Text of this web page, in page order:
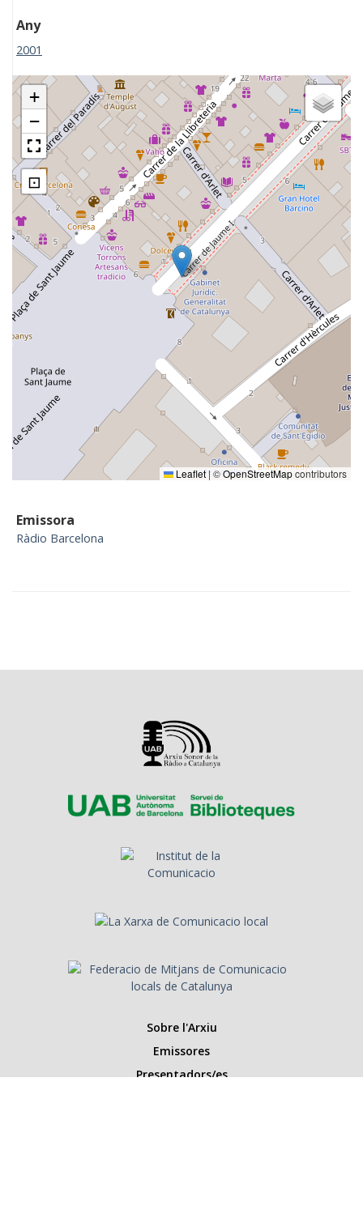
Any
2001
+
−
⊡
Leaflet|©OpenStreetMapcontributors
Emissora
Ràdio Barcelona
Sobre l'Arxiu
Emissores
Presentadors/es